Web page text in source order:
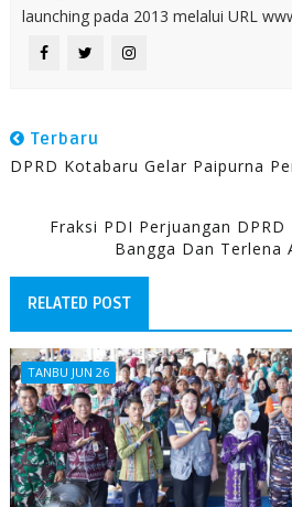
launching pada 2013 melalui URL
Terbaru
DPRD Kotabaru Gelar Paipurna
Fraksi PDI Perjuangan DPRD
Bangga Dan Terlena
RELATED POST
TANBU JUN 26